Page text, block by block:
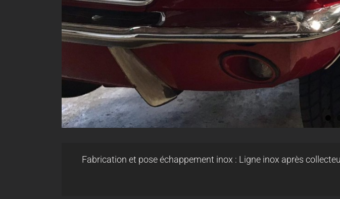
Fabrication et pose échappement inox : Ligne inox après